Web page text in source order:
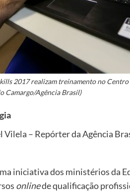
2017 realizam treinamento no Centro
Camargo/Agência Brasil)
– Repórter da Agência
iniciativa dos ministérios da
onlinede qualificação